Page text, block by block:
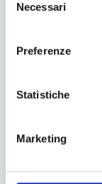
delNecessari
Preferenze
Statistiche
Marketing
Vuoi
di Pisa?
Iscriviti alla
Servizio